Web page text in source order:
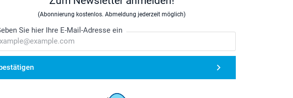
(Abonnierung kostenlos. Abmeldung jederzeit möglich)
Sie hier Ihre E-Mail-Adresse ein